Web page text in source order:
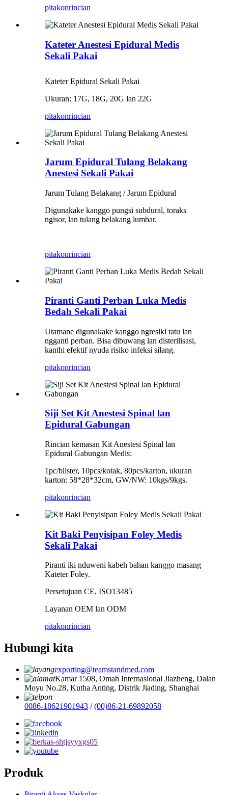
pitakonrincian
Kateter Anestesi Epidural Medis
Sekali Pakai
Kateter Epidural Sekali Pakai
Ukuran: 17G, 18G, 20G lan 22G
pitakonrincian
Jarum Epidural Tulang Belakang
Anestesi Sekali Pakai
Jarum Tulang Belakang / Jarum Epidural
Digunakake kanggo pungsi subdural, toraks
ngisor, lan tulang belakang lumbar.
pitakonrincian
Piranti Ganti Perban Luka Medis
Bedah Sekali Pakai
Utamane digunakake kanggo ngresiki tatu lan
ngganti perban. Bisa dibuwang lan disterilisasi,
kanthi efektif nyuda risiko infeksi silang.
pitakonrincian
Siji Set Kit Anestesi Spinal lan
Epidural Gabungan
Rincian kemasan Kit Anestesi Spinal lan
Epidural Gabungan Medis:
1pc/blister, 10pcs/kotak, 80pcs/karton, ukuran
karton: 58*28*32cm, GW/NW: 10kgs/9kgs.
pitakonrincian
Kit Baki Penyisipan Foley Medis
Sekali Pakai
Piranti iki nduweni kabeh bahan kanggo masang
Kateter Foley.
Persetujuan CE, ISO13485
Layanan OEM lan ODM
pitakonrincian
Hubungi kita
exporting@teamstandmed.com
Kamar 1508, Omah Internasional Jiazheng, Dalan
Moyu No.28, Kutha Anting, Distrik Jiading, Shanghai
0086-18621901943 /(00)86-21-69892058
Produk